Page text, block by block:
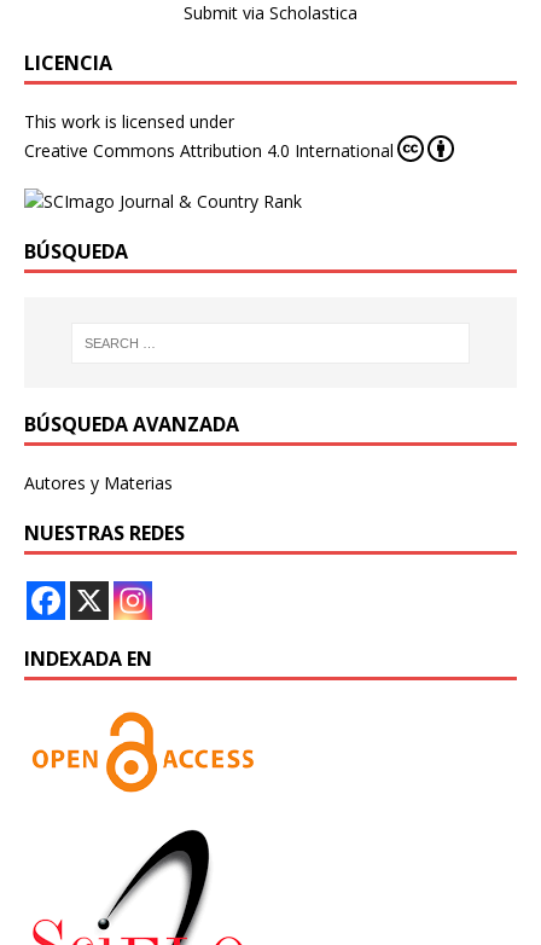
Submit via Scholastica
LICENCIA
This work is licensed under
Creative Commons Attribution 4.0 International
BÚSQUEDA
BÚSQUEDA AVANZADA
Autores y Materias
NUESTRAS REDES
INDEXADA EN